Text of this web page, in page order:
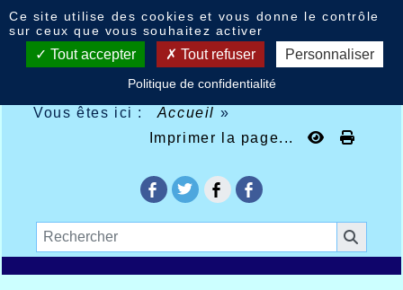
Vous êtes ici : Accueil »
Imprimer la page...
Ce site utilise des cookies et vous donne le contrôle
sur ceux que vous souhaitez activer
Tout accepter Tout refuser Personnaliser
Politique de confidentialité